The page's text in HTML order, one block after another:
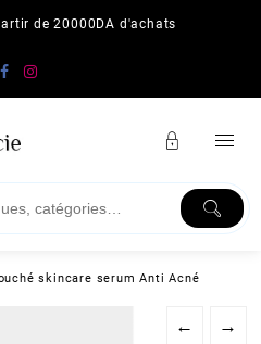
de 20000DA d'achats
skincare serum Anti Acné
← →